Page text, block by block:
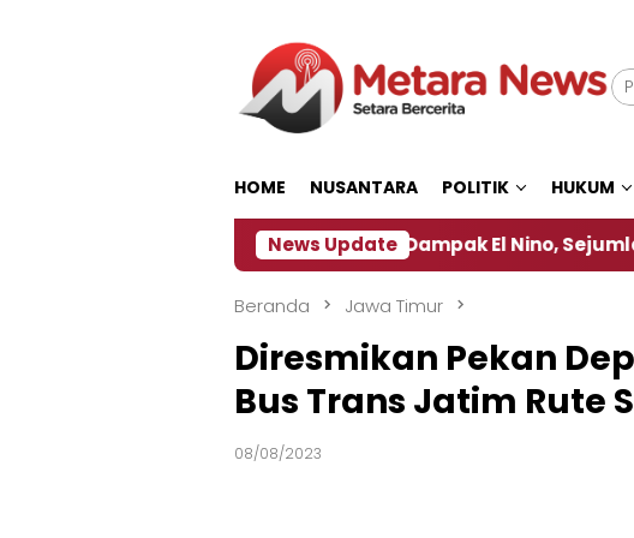
HOME NUSANTARA POLITIK HUKUM
News Update
Dampak El Nino, Sejumlah
Beranda Jawa Timur
Diresmikan Pekan
Bus Trans Jatim
08/08/2023